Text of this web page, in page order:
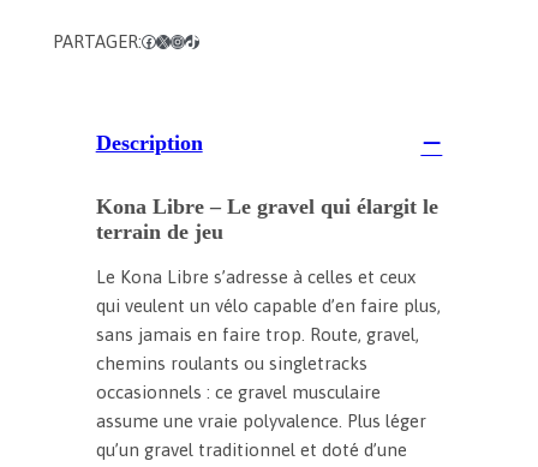
PARTAGER:Facebook X InstagramTikTok
Description
Kona Libre – Le gravel qui élargit le
terrain de jeu
Le Kona Libre s’adresse à celles et ceux
qui veulent un vélo capable d’en faire plus,
sans jamais en faire trop. Route, gravel,
chemins roulants ou singletracks
occasionnels : ce gravel musculaire
assume une vraie polyvalence. Plus léger
qu’un gravel traditionnel et doté d’une